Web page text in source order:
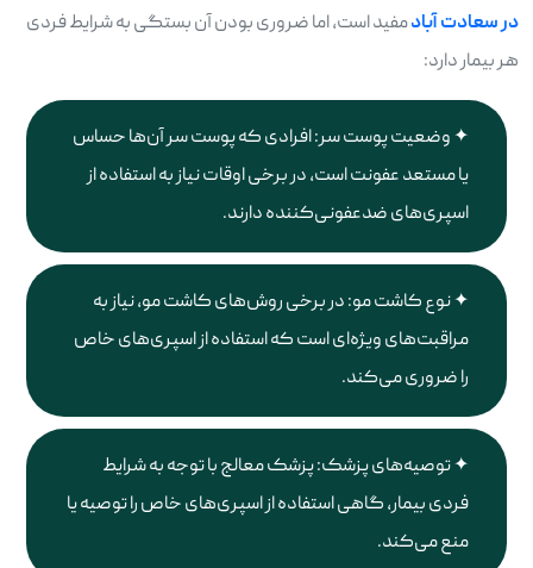
در سعادت آبادمفید است، اما ضروری بودن آن بستگی به شرایط فردی
هر بیمار دارد:
وضعیت پوست سر: افرادی که پوست سر آن‌ها حساس
یا مستعد عفونت است، در برخی اوقات نیاز به استفاده از
اسپری‌های ضدعفونی‌کننده دارند.
نوع کاشت مو: در برخی روش‌های کاشت مو، نیاز به
مراقبت‌های ویژه‌ای است که استفاده از اسپری‌های خاص
را ضروری می‌کند.
توصیه‌های پزشک: پزشک معالج با توجه به شرایط
فردی بیمار، گاهی استفاده از اسپری‌های خاص را توصیه یا
منع می‌کند.